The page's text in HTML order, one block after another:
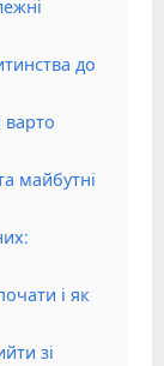
до
варто
майбутні
і як
зі